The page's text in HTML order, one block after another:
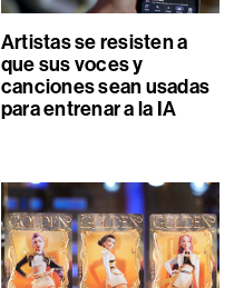
Artistas se resisten a
que sus voces y
canciones sean usadas
para entrenar a la IA